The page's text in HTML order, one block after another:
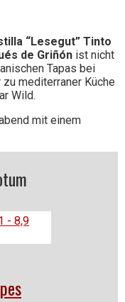
“Lesegut” Tinto
de Griñón ist nicht
Tapas bei
mediterraner Küche
Wild.
mit einem